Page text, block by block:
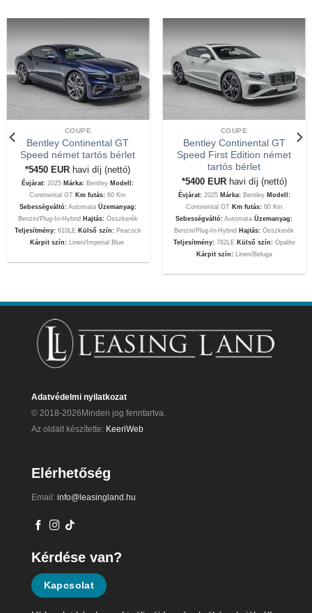
COUPE
Bentley Continental GT
Speed német tartós bérlet
*5450 EUR havi díj (nettó)
Évjárat: 2025 Márka: Bentley Modell:
Continental GT Km futás:60 Km
Sebességváltó:Automata Üzemanyag:
Benzin/Plug-In-Hybrid Hajtás:Összkerék
Teljesítmény:610LE Külső szín: Peacock
Kárpit szín:Linen/Imperial Blue
COUPE
Bentley Continental GT
Speed First Edition német
tartós bérlet
*5400 EUR havi díj (nettó)
Évjárat:2025 Márka:Bentley Modell:
Continental GT Km futás: 60 Km
Sebességváltó: AutomataÜzemanyag:
Benzin/Plug-In-Hybrid Hajtás: Összkerék
Teljesítmény:782LE Külső szín: Opalite
Kárpit szín:Linen/Beluga
Adatvédelmi nyilatkozat
© 2018-2026Minden jog fenntartva.
Az oldalt készítette: KeeriWeb
Elérhetőség
Email: info@leasingland.hu
Kérdése van?
Kapcsolat